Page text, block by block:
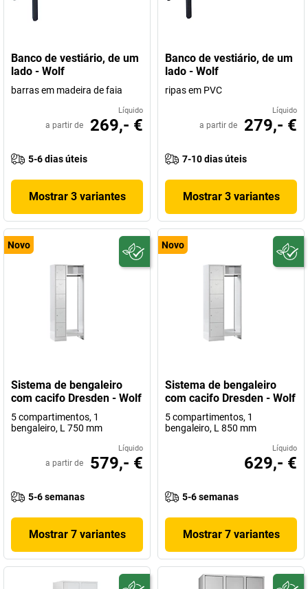
Banco de vestiário, de um
lado - Wolf
barras em madeira de faia
Líquido
a partir de 269,- €
5-6 dias úteis
Mostrar 3 variantes
Banco de vestiário, de um
lado - Wolf
ripas em PVC
Líquido
a partir de 279,- €
7-10 dias úteis
Mostrar 3 variantes
Novo
Sistema de bengaleiro
com cacifo Dresden - Wolf
5 compartimentos, 1
bengaleiro, L 750 mm
Líquido
a partir de 579,- €
5-6 semanas
Mostrar 7 variantes
Novo
Sistema de bengaleiro
com cacifo Dresden - Wolf
5 compartimentos, 1
bengaleiro, L 850 mm
Líquido
629,- €
5-6 semanas
Mostrar 7 variantes